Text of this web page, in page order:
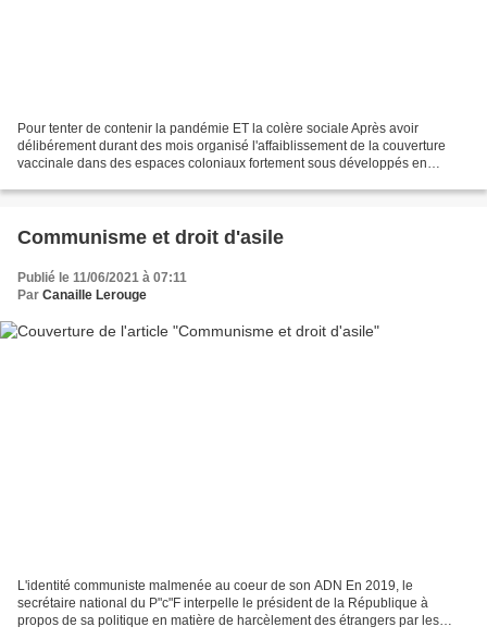
Pour tenter de contenir la pandémie ET la colère sociale Après avoir
délibérement durant des mois organisé l'affaiblissement de la couverture
vaccinale dans des espaces coloniaux fortement sous développés en
Communisme et droit d'asile
Publié le 11/06/2021 à 07:11
Par Canaille Lerouge
L'identité communiste malmenée au coeur de son ADN En 2019, le
secrétaire national du P"c"F interpelle le président de la République à
propos de sa politique en matière de harcèlement des étrangers par les